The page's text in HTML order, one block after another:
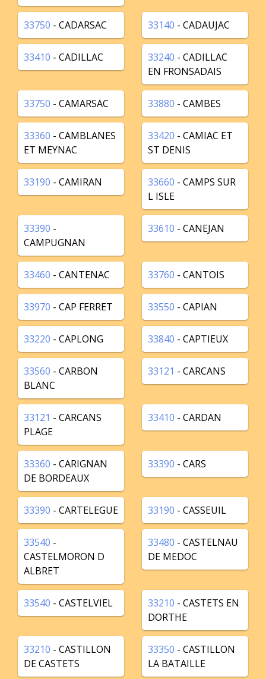
33750 - CADARSAC 33140 - CADAUJAC
33410 - CADILLAC 33240 - CADILLAC
EN FRONSADAIS
33750 - CAMARSAC 33880 - CAMBES
33360 - CAMBLANES
ET MEYNAC
33420 - CAMIAC ET
ST DENIS
33190 - CAMIRAN 33660 - CAMPS SUR
L ISLE
33390 -
CAMPUGNAN
33610 - CANEJAN
33460 - CANTENAC 33760 - CANTOIS
33970 - CAP FERRET 33550 - CAPIAN
33220 - CAPLONG 33840 - CAPTIEUX
33560 - CARBON
BLANC
33121 - CARCANS
33121 - CARCANS
PLAGE
33410 - CARDAN
33360 - CARIGNAN
DE BORDEAUX
33390 - CARS
33390 - CARTELEGUE 33190 - CASSEUIL
33540 -
CASTELMORON D
ALBRET
33480 - CASTELNAU
DE MEDOC
33540 - CASTELVIEL 33210 - CASTETS EN
DORTHE
33210 - CASTILLON
DE CASTETS
33350 - CASTILLON
LA BATAILLE